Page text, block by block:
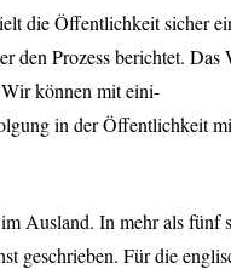
die Öffentlichkeit sicher
den Prozess berichtet. Das
können mit eini-
in der Öffentlichkeit
Ausland. In mehr als fünf
geschrieben. Für die